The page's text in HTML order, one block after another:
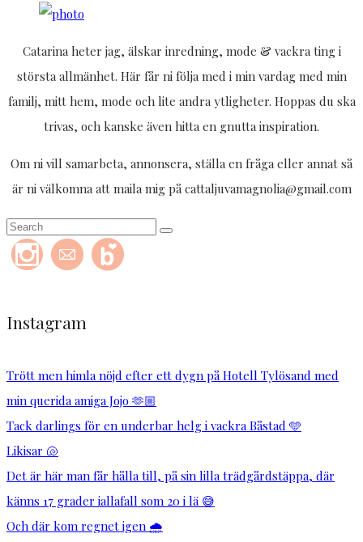
Catarina heter jag, älskar inredning, mode & vackra ting i
största allmänhet. Här får ni följa med i min vardag med min
familj, mitt hem, mode och lite andra ytligheter. Hoppas du ska
trivas, och kanske även hitta en gnutta inspiration.
Om ni vill samarbeta, annonsera, ställa en fråga eller annat så
är ni välkomna att maila mig på cattaljuvamagnolia@gmail.com
Instagram
Trött men himla nöjd efter ett dygn på Hotell Tylösand med
min querida amiga Jojo 🫶🏼
Tack darlings för en underbar helg i vackra Båstad 🩵
Likisar 🐚
Det är här man får hålla till, på sin lilla trädgårdstäppa, där
känns 17 grader iallafall som 20 i lä 😅
Och där kom regnet igen 🌧️